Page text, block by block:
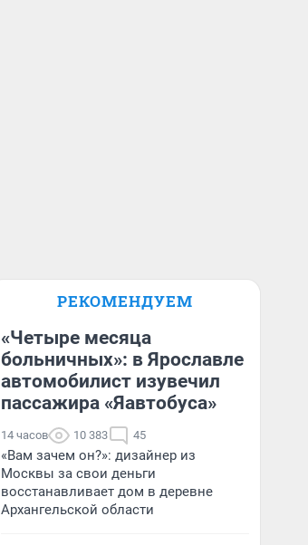
РЕКОМЕНДУЕМ
«Четыре месяца
больничных»: в Ярославле
автомобилист изувечил
пассажира «Яавтобуса»
14 часов 10 383 45
«Вам зачем он?»: дизайнер из
Москвы за свои деньги
восстанавливает дом в деревне
Архангельской области